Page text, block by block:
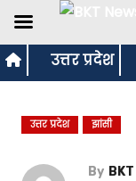
S
k
उत्तर प्रदेश
उत्तर प्रदेश झांसी
By